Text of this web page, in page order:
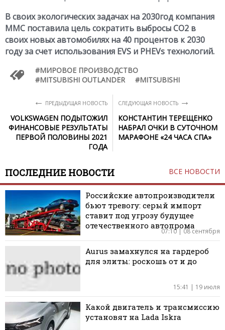
В своих экологических задачах на 2030год компания
MMC поставила цель сократить выбросы CO2 в
своих новых автомобилях на 40 процентов к 2030
году за счет использования EVS и PHEVs технологий.
МИРОВОЕ ПРОИЗВОДСТВО
MITSUBISHI OUTLANDER
MITSUBISHI
← ПРЕДЫДУЩАЯ НОВОСТЬ
VOLKSWAGEN ПОДЫТОЖИЛ
ФИНАНСОВЫЕ РЕЗУЛЬТАТЫ
ПЕРВОЙ ПОЛОВИНЫ 2021
ГОДА
СЛЕДУЮЩАЯ НОВОСТЬ →
КОНСТАНТИН ТЕРЕЩЕНКО
НАБРАЛ ОЧКИ В СУТОЧНОМ
МАРАФОНЕ «24 ЧАСА СПА»
ПОСЛЕДНИЕ НОВОСТИ ВСЕ НОВОСТИ
Российские автопроизводители
бьют тревогу: серый импорт
ставит под угрозу будущее
отечественного автопрома
07:10 | 08 сентября
Aurus замахнулся на гардероб
для элиты: роскошь от и до
15:41 | 19 июля
Какой двигатель и трансмиссию
установят на Lada Iskra